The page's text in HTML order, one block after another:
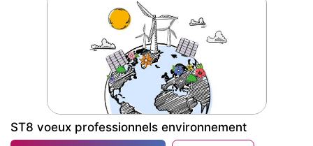
ST8 voeux professionnels environnement